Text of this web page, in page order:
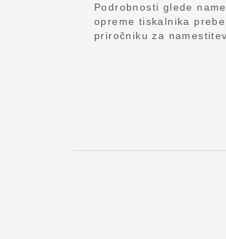
Podrobnosti glede
opreme tiskalnika
priročniku za namestitev.